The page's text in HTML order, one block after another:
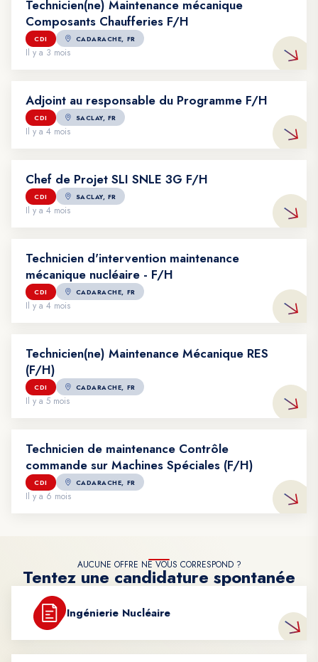
Technicien(ne) Maintenance mécanique
Composants Chaufferies F/H
CDI CADARACHE, FR
Il y a 3 mois
Adjoint au responsable du Programme F/H
CDI SACLAY, FR
Il y a 4 mois
Voir l'offre : Adjoint au responsable du Programme F/H
Chef de Projet SLI SNLE 3G F/H
CDI SACLAY, FR
Il y a 4 mois
Voir l'offre : Chef de Projet SLI SNLE 3G F/H
Technicien d'intervention maintenance
mécanique nucléaire - F/H
CDI CADARACHE, FR
Il y a 4 mois
Voir l'offre : Technicien d'intervention maintenance mécanique
Technicien(ne) Maintenance Mécanique RES
(F/H)
CDI CADARACHE, FR
Il y a 5 mois
Voir l'offre : Technicien(ne) Maintenance Mécanique RES (F/H)
Technicien de maintenance Contrôle
commande sur Machines Spéciales (F/H)
CDI CADARACHE, FR
Il y a 6 mois
Voir l'offre : Technicien de maintenance Contrôle commande
AUCUNE OFFRE NE VOUS CORRESPOND ?
Tentez une candidature spontanée
Ingénierie Nucléaire